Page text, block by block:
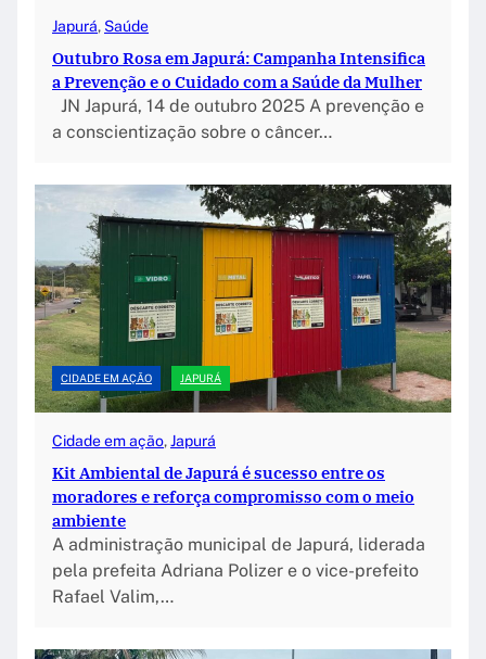
Japurá, Saúde
Outubro Rosa em Japurá: Campanha Intensifica
a Prevenção e o Cuidado com a Saúde da Mulher
JN Japurá, 14 de outubro 2025 A prevenção e
a conscientização sobre o câncer…
CIDADE EM AÇÃO JAPURÁ
Cidade em ação, Japurá
Kit Ambiental de Japurá é sucesso entre os
moradores e reforça compromisso com o meio
ambiente
A administração municipal de Japurá, liderada
pela prefeita Adriana Polizer e o vice-prefeito
Rafael Valim,…